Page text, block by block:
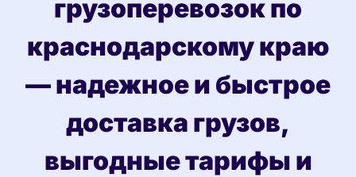
грузоперевозок по
краснодарскому краю
— надежное и быстрое
доставка грузов,
выгодные тарифы и